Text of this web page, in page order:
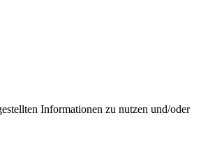
Informationen zu nutzen und/oder